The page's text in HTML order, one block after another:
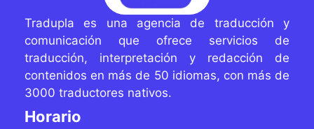
Tradupla es una agencia de traducción y
comunicación que ofrece servicios de
traducción, interpretación y redacción de
contenidos en más de 50 idiomas, con más de
3000 traductores nativos.
Horario